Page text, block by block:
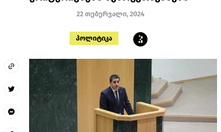
22 თებერვალი, 2024
პოლიტიკა